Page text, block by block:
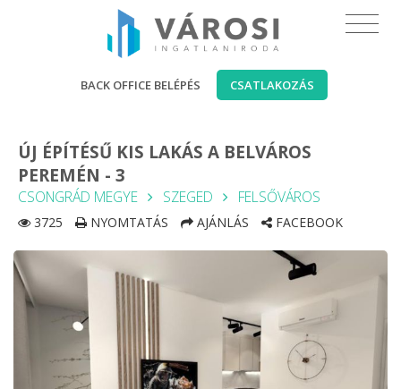
BACK OFFICE BELÉPÉS CSATLAKOZÁS
ÚJ ÉPÍTÉSŰ KIS LAKÁS A BELVÁROS
PEREMÉN - 3
CSONGRÁD MEGYE SZEGED FELSŐVÁROS
3725 NYOMTATÁS AJÁNLÁS FACEBOOK